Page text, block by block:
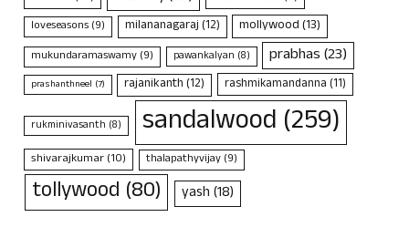
loveseasons (9) milananagaraj(12) mollywood(13)
mukundaramaswamy (9) pawankalyan (8) prabhas(23)
prashanthneel (7) rajanikanth(12) rashmikamandanna(11)
rukminivasanth (8) sandalwood (259)
shivarajkumar(10) thalapathyvijay(9)
tollywood (80) yash(18)